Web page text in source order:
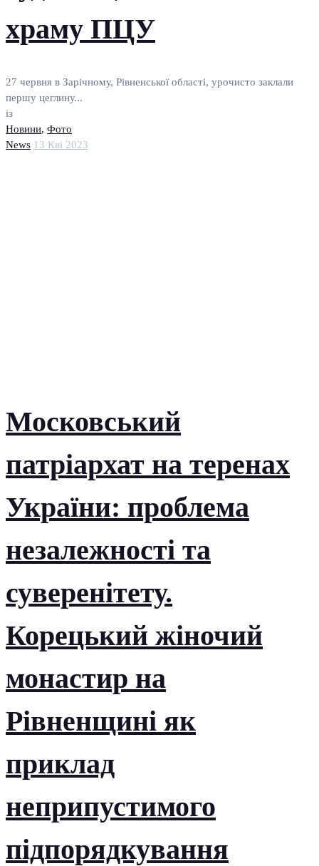
храму ПЦУ
27 червня в Зарічному, Рівненської області, урочисто заклали
першу цеглину...
із
Новини, Фото
News 13 Кві 2023
Московський
патріархат на теренах
України: проблема
незалежності та
суверенітету.
Корецький жіночий
монастир на
Рівненщині як
приклад
неприпустимого
підпорядкування